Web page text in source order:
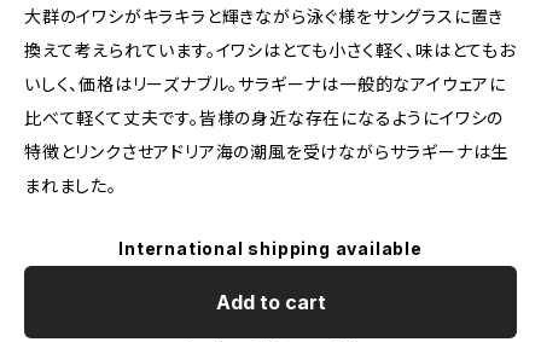
大群のイワシがキラキラと輝きながら泳ぐ様をサングラスに置き
換えて考えられています。イワシはとても小さく軽く、味はとてもお
いしく、価格はリーズナブル。サラギーナは一般的なアイウェアに
比べて軽くて丈夫です。皆様の身近な存在になるようにイワシの
特徴とリンクさせアドリア海の潮風を受けながらサラギーナは生
まれました。
International shipping available
Add to cart